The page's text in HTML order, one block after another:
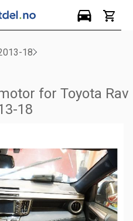
18
for Toyota Rav
18